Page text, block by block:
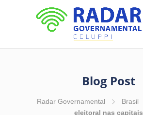
Blog Post
Radar Governamental Brasil
eleitoral nas capitais